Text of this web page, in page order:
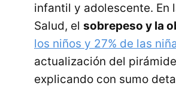
infantil y adolescente. En
Salud, el sobrepeso y la
los niños y 27% de las
actualización del
explicando con sumo